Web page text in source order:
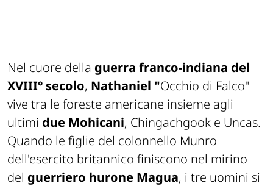
Nel cuore della guerra franco-indiana del
XVIII° secolo, Nathaniel "Occhio di Falco"
vive tra le foreste americane insieme agli
ultimi due Mohicani, Chingachgook e Uncas.
Quando le figlie del colonnello Munro
dell'esercito britannico finiscono nel mirino
del guerriero hurone Magua, i tre uomini si